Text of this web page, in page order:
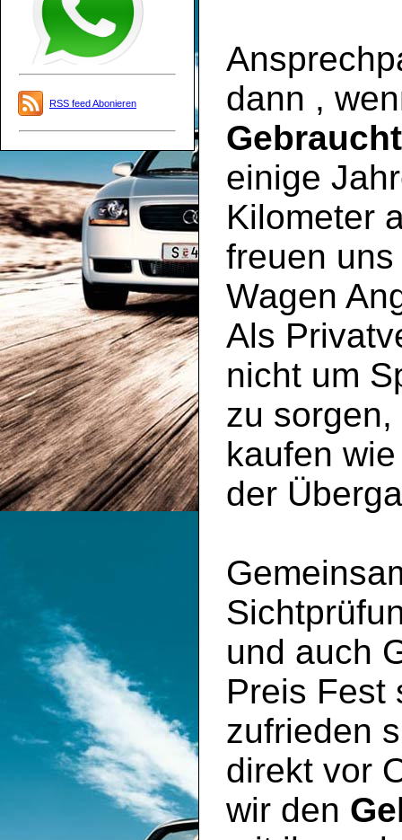
RSS feed Abonieren
dann ,
einige
Kilometer
freuen
Wagen
Als
nicht um
zu
kaufen
der
und auch
Preis Fest
zufrieden
direkt vor
wir den